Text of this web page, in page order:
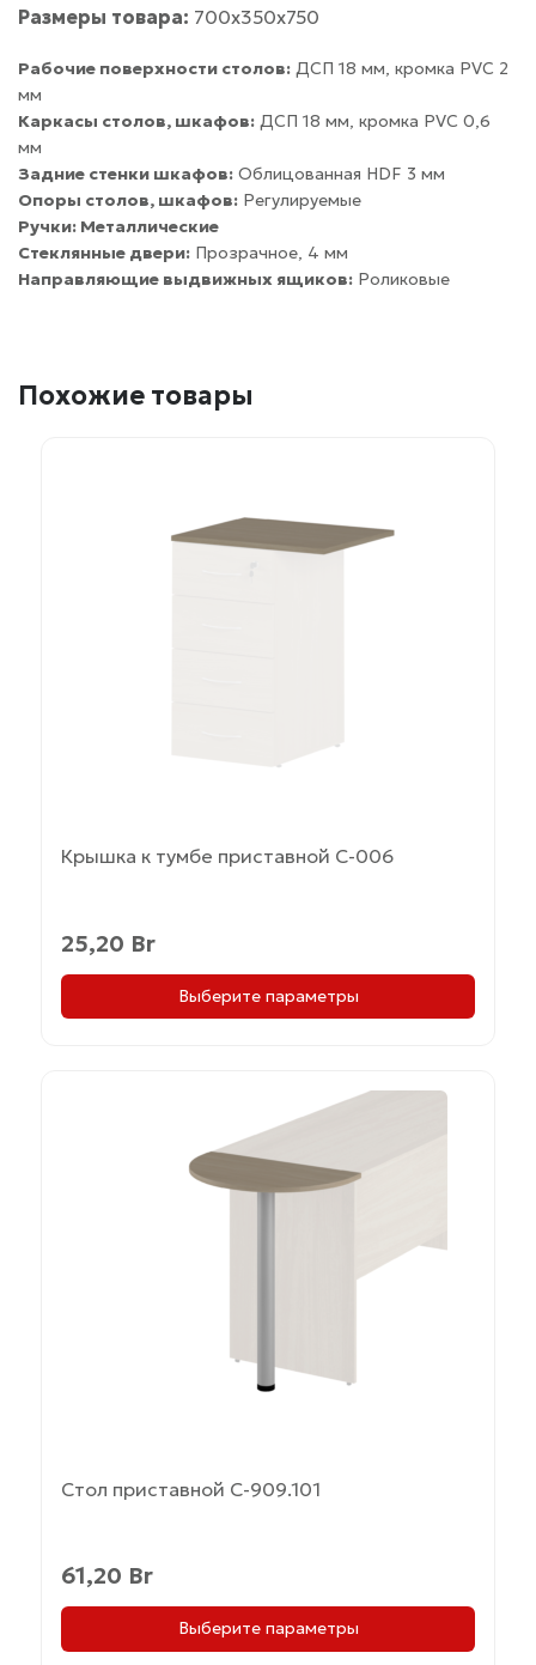
Размеры товара: 700х350х750
Рабочие поверхности столов: ДСП 18 мм, кромка PVC 2
мм
Каркасы столов, шкафов: ДСП 18 мм, кромка PVC 0,6
мм
Задние стенки шкафов: Облицованная HDF 3 мм
Опоры столов, шкафов: Регулируемые
Ручки: Металлические
Стеклянные двери: Прозрачное, 4 мм
Направляющие выдвижных ящиков: Роликовые
Похожие товары
Крышка к тумбе приставной С-006
25,20 Br
Выберите параметры
Стол приставной С-909.101
61,20 Br
Выберите параметры